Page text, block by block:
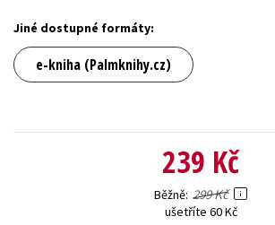
Jiné dostupné formáty:
e-kniha (Palmknihy.cz)
239 Kč
Běžně 299 Kč
ušetříte 60 Kč